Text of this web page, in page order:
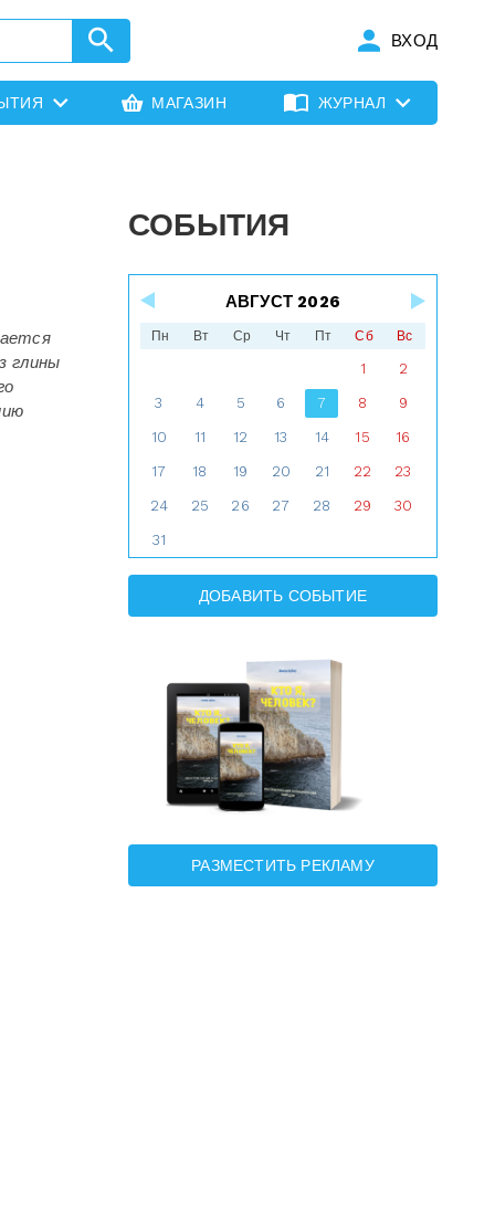
ВХОД
МАГАЗИН ЖУРНАЛ
глины
СОБЫТИЯ
АВГУСТ 2026
Пн Вт Ср Чт Пт Сб Вс
1 2
3 4 5 6 7 8 9
10 11 12 13 14 15 16
17 18 19 20 21 22 23
24 25 26 27 28 29 30
31
ДОБАВИТЬ СОБЫТИЕ
РАЗМЕСТИТЬ РЕКЛАМУ